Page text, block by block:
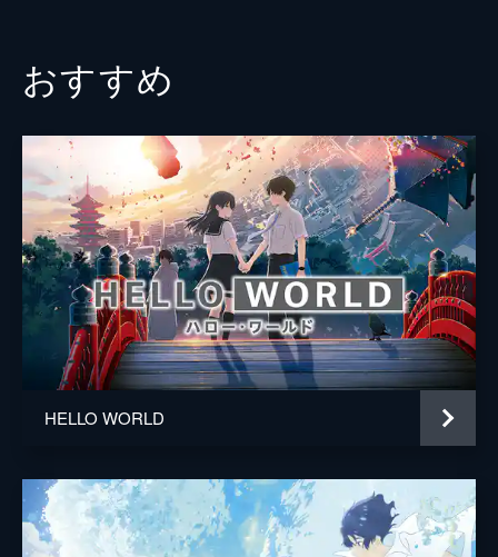
宗像羊朗 松本白鸚
監督 新海誠
脚本 新海誠
原作 新海誠
音楽 RADWIMPS
陣内一真
アニメーション制作 コミックス・ウェーブ・フィルム
おすすめ
HELLO WORLD